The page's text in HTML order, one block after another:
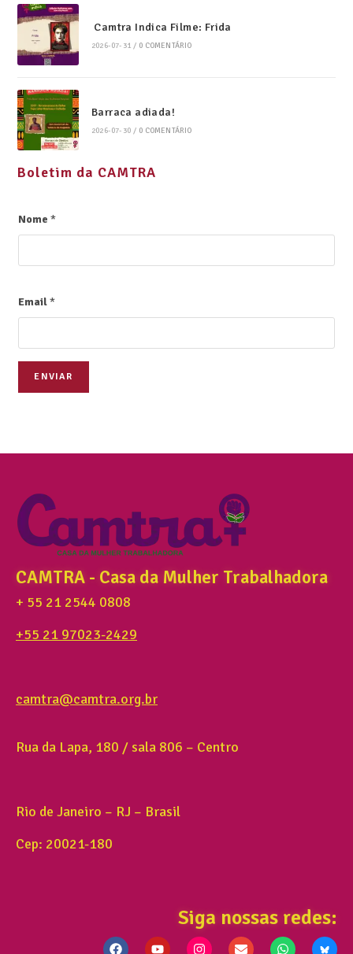
Camtra Indica Filme: Frida
2026-07-31 / 0 COMENTÁRIO
Barraca adiada!
2026-07-30 / 0 COMENTÁRIO
Boletim da CAMTRA
Nome*
Email*
ENVIAR
CAMTRA - Casa da Mulher Trabalhadora
+ 55 21 2544 0808
+55 21 97023-2429
camtra@camtra.org.br
Rua da Lapa, 180 / sala 806 – Centro
Rio de Janeiro – RJ – Brasil
Cep: 20021-180
Siga nossas redes: